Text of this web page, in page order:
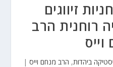
זיווגים
רוחנית הרב
ביהדות, הרב מנחם וייס |